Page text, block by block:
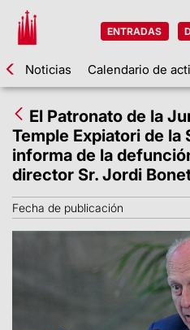
ENTRADAS
Noticias Calendario de
El Patronato de la
Temple Expiatori de la
informa de la
director Sr. Jordi
Fecha de publicación